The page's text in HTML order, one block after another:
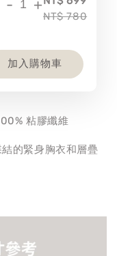
- +
NT$ 780
加入購物車
粘膠纖維
的緊身胸衣和層疊